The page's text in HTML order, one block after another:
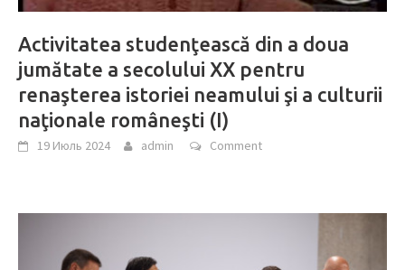
Activitatea studenţească din a doua
jumătate a secolului XX pentru
renaşterea istoriei neamului şi a culturii
naţionale româneşti (I)
19 Июль 2024 admin Comment